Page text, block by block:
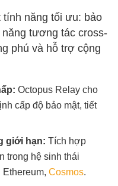
năng tối ưu: bảo
tương tác cross-
phú và hỗ trợ cộng
Octopus Relay cho
cấp độ bảo mật, tiết
giới hạn: Tích hợp
trong hệ sinh thái
Ethereum,Cosmos.